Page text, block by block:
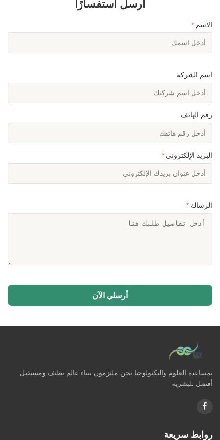
أرسل استفسارًا
الاسم *
اسم الشركة
رقم الهاتف
البريد الإلكتروني *
الرسالة *
أرسلي الآن
بمساعدة العلوم والتكنولوجيا نحن ملتزمون ببناء عالم نظيف ومستقبل
أفضل للبشرية
روابط سريعة